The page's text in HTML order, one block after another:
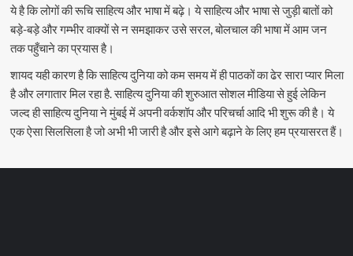
ये है कि लोगों की रूचि साहित्य और भाषा में बढ़े। ये साहित्य और भाषा से जुड़ी बातों को
बड़े-बड़े और गम्भीर वाक्यों से न समझाकर उसे सरल, बोलचाल की भाषा में आम जन
तक पहुँचाने का प्रयास है।
शायद यही कारण है कि साहित्य दुनिया को कम समय में ही पाठकों का ढेर सारा प्यार मिला
है और लगातार मिल रहा है. साहित्य दुनिया की शुरुआत सोशल मीडिया से हुई लेकिन
जल्द ही साहित्य दुनिया ने मुंबई में अपनी वर्कशॉप और परिचर्चा आदि भी शुरू की है। ये
एक ऐसा सिलसिला है जो अभी भी जारी है और इसे आगे बढ़ाने के लिए हम प्रयासरत हैं।